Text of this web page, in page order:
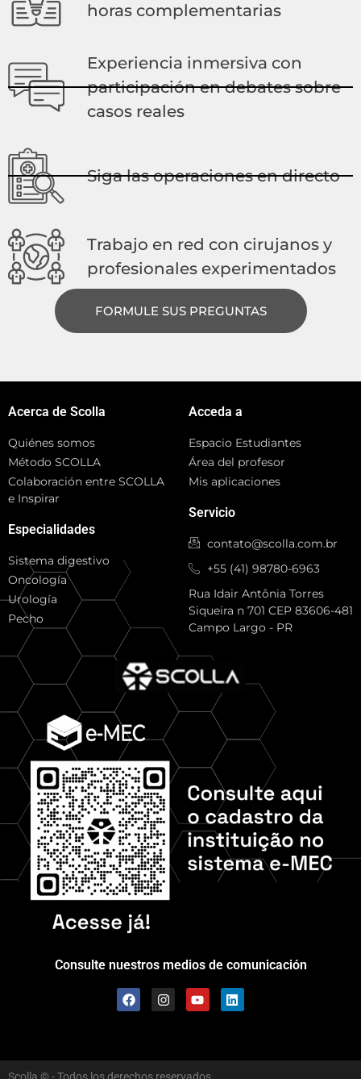
horas complementarias
Experiencia inmersiva con
participación en debates sobre
casos reales
Siga las operaciones en directo
Trabajo en red con cirujanos y
profesionales experimentados
FORMULE SUS PREGUNTAS
Acerca de Scolla
Quiénes somos
Método SCOLLA
Colaboración entre SCOLLA
e Inspirar
Especialidades
Sistema digestivo
Oncología
Urología
Pecho
Acceda a
Espacio Estudiantes
Área del profesor
Mis aplicaciones
Servicio
contato@scolla.com.br
+55 (41) 98780-6963
Rua Idair Antônia Torres
Siqueira n 701 CEP 83606-481
Campo Largo - PR
Consulte nuestros medios de comunicación